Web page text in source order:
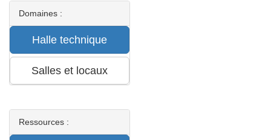
Domaines :
Ressources :